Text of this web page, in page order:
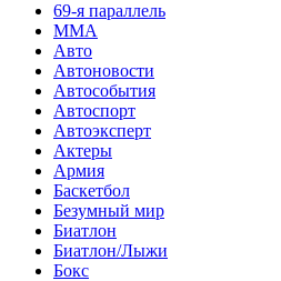
69-я параллель
MMA
Авто
Автоновости
Автособытия
Автоспорт
Автоэксперт
Актеры
Армия
Баскетбол
Безумный мир
Биатлон
Биатлон/Лыжи
Бокс